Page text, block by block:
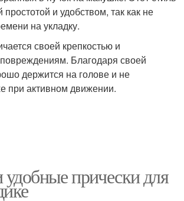
простотой и удобством, так как не
на укладку.
своей крепкостью и
Благодаря своей
держится на голове и не
при активном движении.
прически для